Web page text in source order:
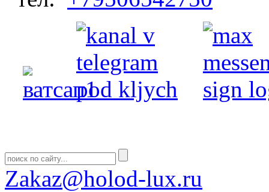
Zakaz@holod-lux.ru